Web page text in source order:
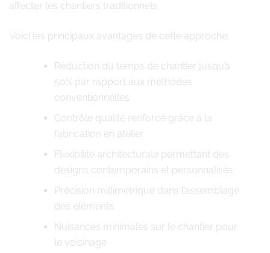
affecter les chantiers traditionnels.
Voici les principaux avantages de cette approche:
Réduction du temps de chantier jusqu’à
50% par rapport aux méthodes
conventionnelles
Contrôle qualité renforcé grâce à la
fabrication en atelier
Flexibilité architecturale permettant des
designs contemporains et personnalisés
Précision millimétrique dans l’assemblage
des éléments
Nuisances minimales sur le chantier pour
le voisinage